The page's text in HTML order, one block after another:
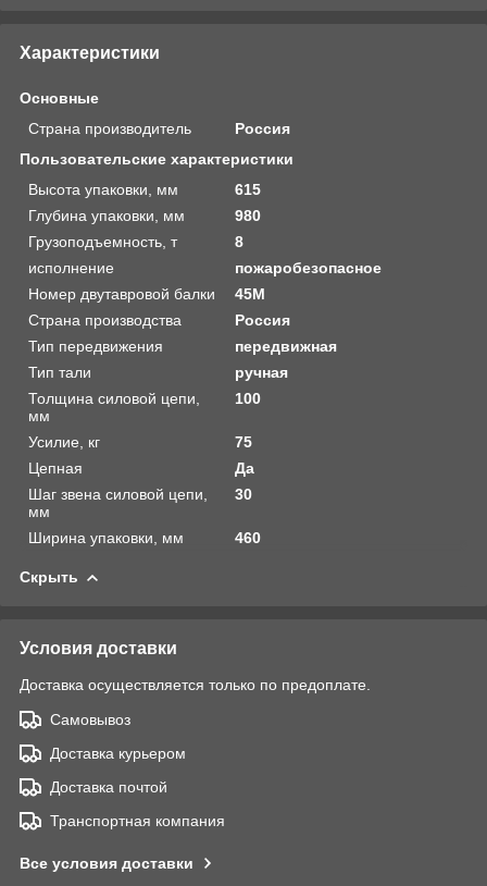
Характеристики
Основные
Страна производитель
Россия
Пользовательские характеристики
Высота упаковки, мм
615
Глубина упаковки, мм
980
Грузоподъемность, т
8
исполнение
пожаробезопасное
Номер двутавровой балки
45М
Страна производства
Россия
Тип передвижения
передвижная
Тип тали
ручная
Толщина силовой цепи,
мм
100
Усилие, кг
75
Цепная
Да
Шаг звена силовой цепи,
мм
30
Ширина упаковки, мм 460
Скрыть
Условия доставки
Доставка осуществляется только по предоплате.
Самовывоз
Доставка курьером
Доставка почтой
Транспортная компания
Все условия доставки